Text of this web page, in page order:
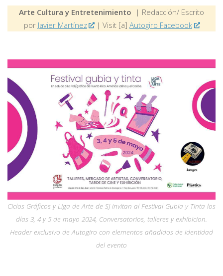
Arte Cultura y Entretenimiento | Redacción/ Escrito
por Javier Martínez | Visit [a] Autogiro Facebook
Ciclos Gráficos y Liga de Arte de SJ invitan al Festival Gubia y Tinta los
días 3, 4 y 5 de mayo 2024, Conversatorios, talleres y exhibicion.
Header exclusivo de Autogiro con elementos añadidos de identidad
del evento